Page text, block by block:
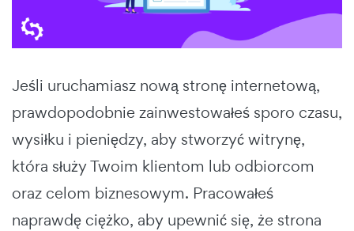
Jeśli uruchamiasz nową stronę internetową,
prawdopodobnie zainwestowałeś sporo czasu,
wysiłku i pieniędzy, aby stworzyć witrynę,
która służy Twoim klientom lub odbiorcom
oraz celom biznesowym. Pracowałeś
naprawdę ciężko, aby upewnić się, że strona